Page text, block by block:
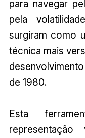
para navegar
pela
surgiram como
técnica mais
de 1980.
Esta